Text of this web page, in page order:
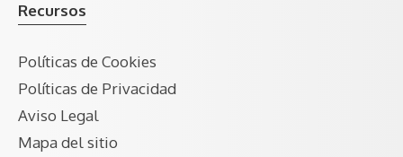
Recursos
Políticas de Cookies
Políticas de Privacidad
Aviso Legal
Mapa del sitio